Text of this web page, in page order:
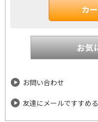
お問い合わせ
友達にメールですすめる